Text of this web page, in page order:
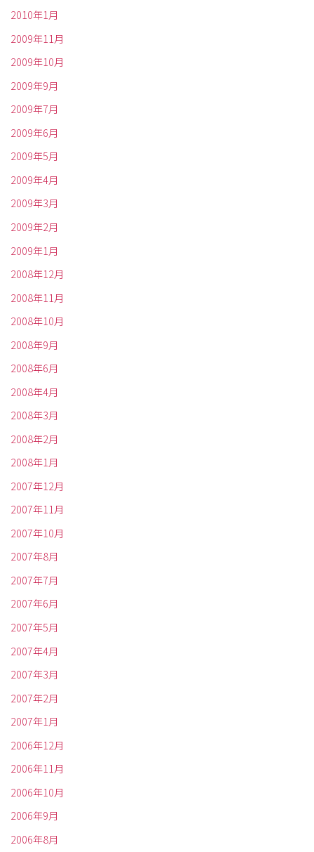
2010年1月
2009年11月
2009年10月
2009年9月
2009年7月
2009年6月
2009年5月
2009年4月
2009年3月
2009年2月
2009年1月
2008年12月
2008年11月
2008年10月
2008年9月
2008年6月
2008年4月
2008年3月
2008年2月
2008年1月
2007年12月
2007年11月
2007年10月
2007年8月
2007年7月
2007年6月
2007年5月
2007年4月
2007年3月
2007年2月
2007年1月
2006年12月
2006年11月
2006年10月
2006年9月
2006年8月